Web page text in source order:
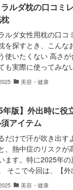
ルダ枕の口コミ
ルダ女性用枕の口コ
を探すとき、こんな
使いたくない 高さ
も実際に使ってみな
美容・健康
年版】外出時に
アイテム
だけで汗が吹き出す
、熱中症のリスクが
ます。特に2025年
そこで今回は、【
美容・健康